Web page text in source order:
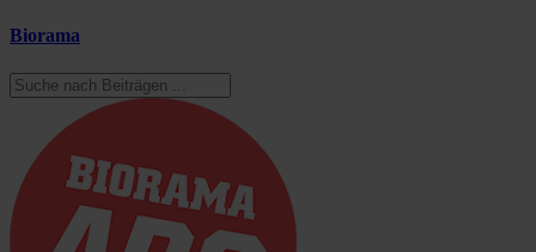
Biorama